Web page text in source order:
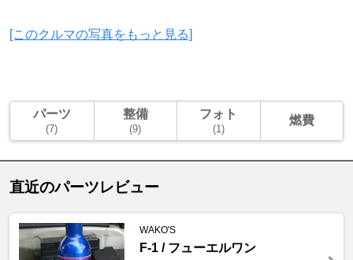
[このクルマの写真をもっと見る]
パーツ
(7)
整備
(9)
フォト
(1)
燃費
直近のパーツレビュー
WAKO'S
F-1 / フューエルワン